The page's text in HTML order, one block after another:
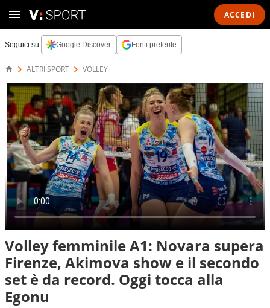
ACCEDI
Seguici su: Google Discover Fonti preferite
ALTRI SPORT VOLLEY
Volley femminile A1: Novara supera
Firenze, Akimova show e il secondo
set è da record. Oggi tocca alla
Egonu